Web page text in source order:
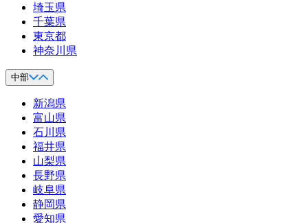
埼玉県
千葉県
東京都
神奈川県
中部
新潟県
富山県
石川県
福井県
山梨県
長野県
岐阜県
静岡県
愛知県